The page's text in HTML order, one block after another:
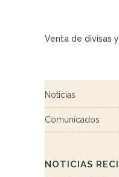
Venta de divisas
Noticias
Comunicados
NOTICIAS